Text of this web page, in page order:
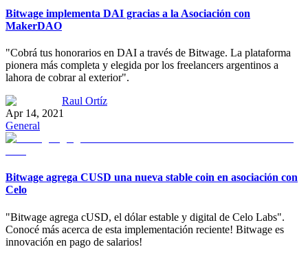
Bitwage implementa DAI gracias a la Asociación con
MakerDAO
"Cobrá tus honorarios en DAI a través de Bitwage. La plataforma
pionera más completa y elegida por los freelancers argentinos a
lahora de cobrar al exterior".
Raul Ortíz
Apr 14, 2021
General
Bitwage agrega CUSD una nueva stable coin en asociación con
Celo
"Bitwage agrega cUSD, el dólar estable y digital de Celo Labs".
Conocé más acerca de esta implementación reciente! Bitwage es
innovación en pago de salarios!